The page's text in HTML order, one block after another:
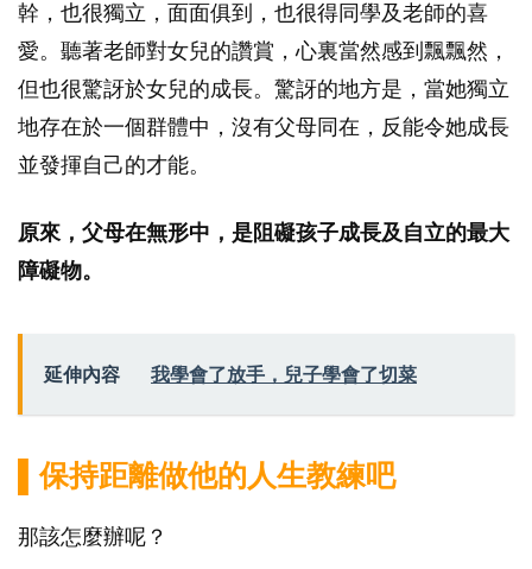
幹，也很獨立，面面俱到，也很得同學及老師的喜
愛。聽著老師對女兒的讚賞，心裏當然感到飄飄然，
但也很驚訝於女兒的成長。驚訝的地方是，當她獨立
地存在於一個群體中，沒有父母同在，反能令她成長
並發揮自己的才能。
原來，父母在無形中，是阻礙孩子成長及自立的最大
障礙物。
延伸內容 我學會了放手，兒子學會了切菜
▌保持距離做他的人生教練吧
那該怎麼辦呢？